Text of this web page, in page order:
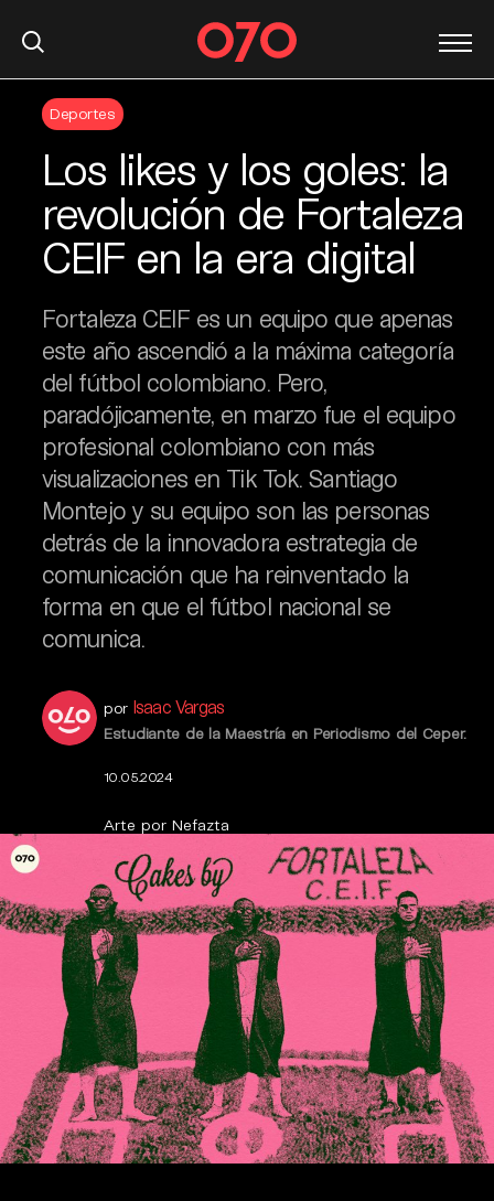
Deportes
Los likes y los goles: la
revolución de Fortaleza
CEIF en la era digital
Fortaleza CEIF es un equipo que apenas
este año ascendió a la máxima categoría
del fútbol colombiano. Pero,
paradójicamente, en marzo fue el equipo
profesional colombiano con más
visualizaciones en Tik Tok. Santiago
Montejo y su equipo son las personas
detrás de la innovadora estrategia de
comunicación que ha reinventado la
forma en que el fútbol nacional se
comunica.
por Isaac Vargas
Estudiante de la Maestría en Periodismo del Ceper.
10.05.2024
Arte por Nefazta